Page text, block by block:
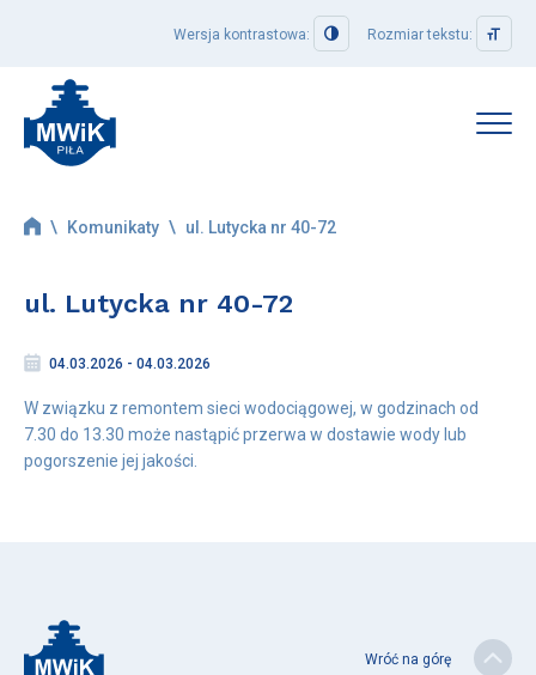
Wersja kontrastowa: Rozmiar tekstu:
Strefa klienta
Formularze i wnioski
Podaj stan licznika
Ogólne Warunki Umowy o zaopatrzenie w wodę lub odprowadzanie
Pilska woda
\ Komunikaty \ ul. Lutycka nr 40-72
ul. Lutycka nr 40-72
04.03.2026 - 04.03.2026
W związku z remontem sieci wodociągowej, w godzinach od
7.30 do 13.30 może nastąpić przerwa w dostawie wody lub
pogorszenie jej jakości.
Wróć na górę